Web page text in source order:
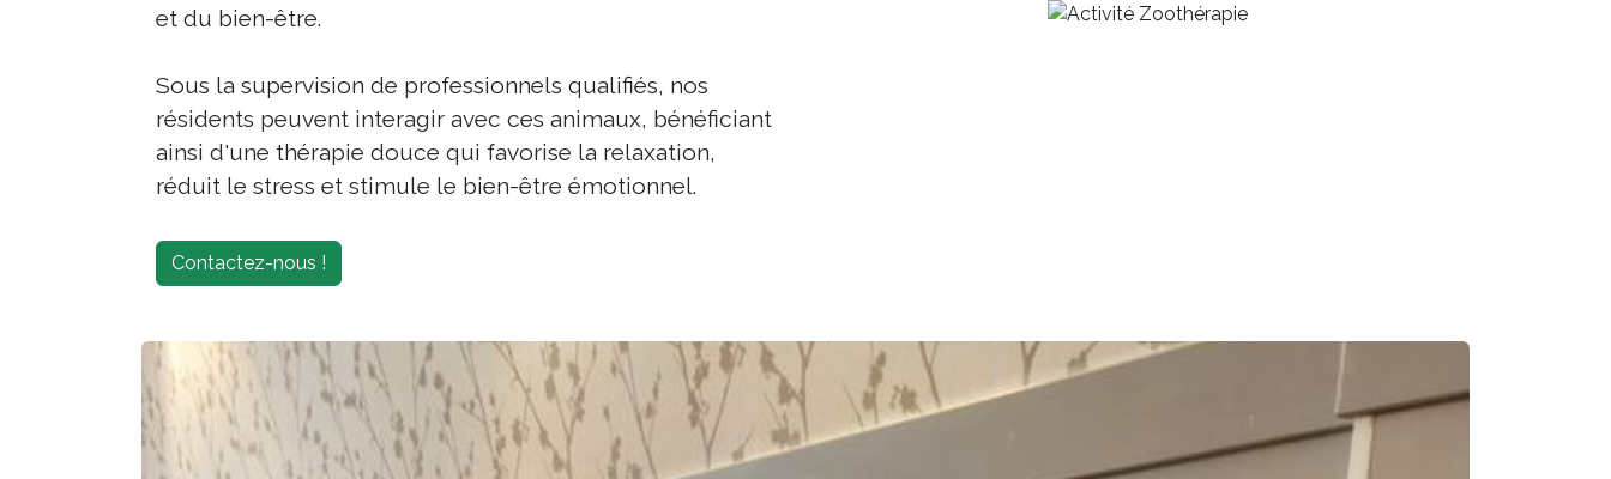
et du bien-être.
Sous la supervision de professionnels qualifiés, nos
résidents peuvent interagir avec ces animaux, bénéficiant
ainsi d'une thérapie douce qui favorise la relaxation,
réduit le stress et stimule le bien-être émotionnel.
Contactez-nous !